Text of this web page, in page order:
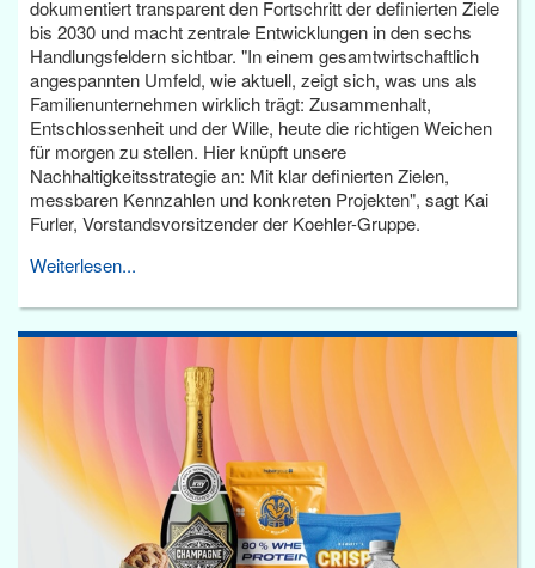
dokumentiert transparent den Fortschritt der definierten Ziele
bis 2030 und macht zentrale Entwicklungen in den sechs
Handlungsfeldern sichtbar. "In einem gesamtwirtschaftlich
angespannten Umfeld, wie aktuell, zeigt sich, was uns als
Familienunternehmen wirklich trägt: Zusammenhalt,
Entschlossenheit und der Wille, heute die richtigen Weichen
für morgen zu stellen. Hier knüpft unsere
Nachhaltigkeitsstrategie an: Mit klar definierten Zielen,
messbaren Kennzahlen und konkreten Projekten", sagt Kai
Furler, Vorstandsvorsitzender der Koehler-Gruppe.
Weiterlesen...